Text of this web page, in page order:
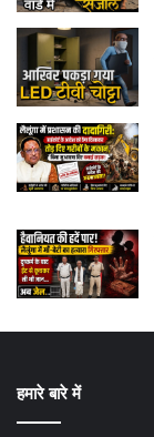
हमारे बारे में